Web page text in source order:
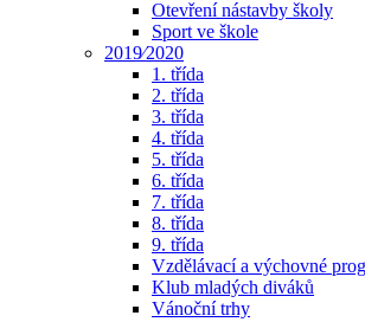
Otevření nástavby školy
Sport ve škole
2019⁄2020
1. třída
2. třída
3. třída
4. třída
5. třída
6. třída
7. třída
8. třída
9. třída
Vzdělávací a výchovné
Klub mladých diváků
Vánoční trhy